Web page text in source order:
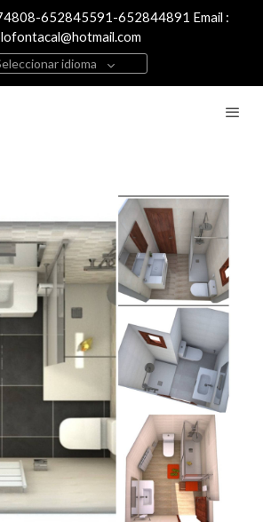
652845591-652844891 Email :
idioma